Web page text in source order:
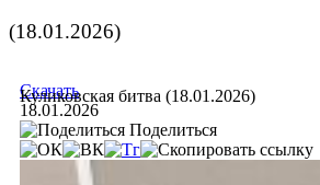
(18.01.2026)
Куликовская битва (18.01.2026)
Скачать
18.01.2026
Поделиться